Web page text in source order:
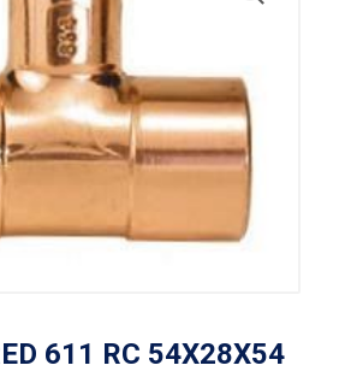
611 RC 54X28X54